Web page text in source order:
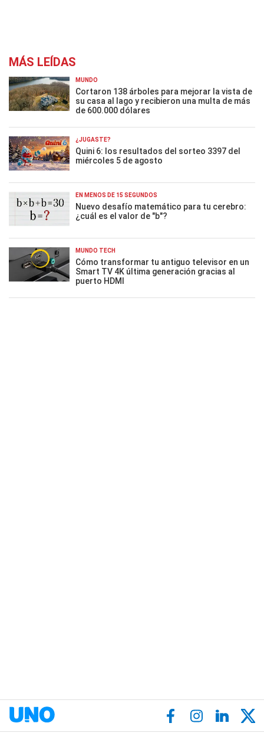
MÁS LEÍDAS
MUNDO
Cortaron 138 árboles para mejorar la vista de
su casa al lago y recibieron una multa de más
de 600.000 dólares
¿JUGASTE?
Quini 6: los resultados del sorteo 3397 del
miércoles 5 de agosto
EN MENOS DE 15 SEGUNDOS
Nuevo desafío matemático para tu cerebro:
¿cuál es el valor de "b"?
MUNDO TECH
Cómo transformar tu antiguo televisor en un
Smart TV 4K última generación gracias al
puerto HDMI